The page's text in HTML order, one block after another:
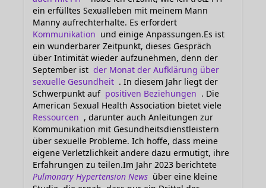
ein erfülltes Sexualleben mit meinem Mann
Manny aufrechterhalte. Es erfordert
Kommunikation und einige Anpassungen.Es ist
ein wunderbarer Zeitpunkt, dieses Gespräch
über Intimität wieder aufzunehmen, denn der
September ist der Monat der Aufklärung über
sexuelle Gesundheit . In diesem Jahr liegt der
Schwerpunkt auf positiven Beziehungen . Die
American Sexual Health Association bietet viele
Ressourcen , darunter auch Anleitungen zur
Kommunikation mit Gesundheitsdienstleistern
über sexuelle Probleme. Ich hoffe, dass meine
eigene Verletzlichkeit andere dazu ermutigt, ihre
Erfahrungen zu teilen.Im Jahr 2023 berichtete
Pulmonary Hypertension News über eine kleine